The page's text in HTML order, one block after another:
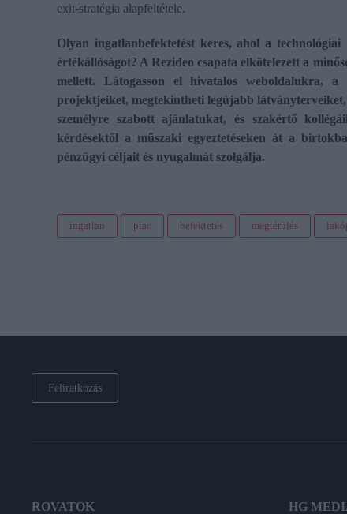
exit-stratégia alapfeltétele.
Olyan ingatlanbefektetést keres, ahol a
értékállóságot? A Rezideo csapata elkötelezett a
mellett. Látogasson el hivatalos weboldalukra, a
projektjeiket, megtekintheti legújabb
személyre szabott ajánlatukat, és szakértő
kérdésektől a műszaki egyeztetéseken át a
pénzügyi céljait és nyugalmát szolgálja.
ingatlan piac befektetés megtérülés
Feliratkozás
ROVATOK HG